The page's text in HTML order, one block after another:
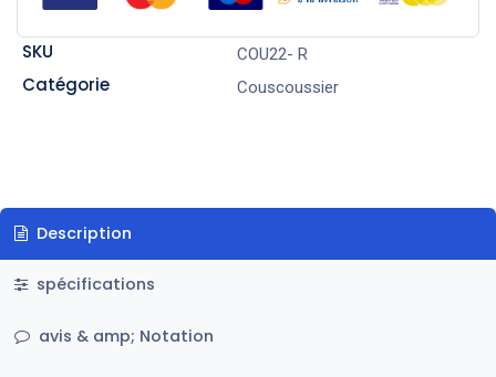
SKU COU22- R
Catégorie Couscoussier
Description
spécifications
avis & amp; Notation